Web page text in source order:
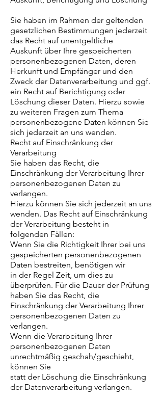
Sie haben im Rahmen der geltenden
gesetzlichen Bestimmungen jederzeit
das Recht auf unentgeltliche
Auskunft über Ihre gespeicherten
personenbezogenen Daten, deren
Herkunft und Empfänger und den
Zweck der Datenverarbeitung und ggf.
ein Recht auf Berichtigung oder
Löschung dieser Daten. Hierzu sowie
zu weiteren Fragen zum Thema
personenbezogene Daten können Sie
sich jederzeit an uns wenden.
Recht auf Einschränkung der
Verarbeitung
Sie haben das Recht, die
Einschränkung der Verarbeitung Ihrer
personenbezogenen Daten zu
verlangen.
Hierzu können Sie sich jederzeit an uns
wenden. Das Recht auf Einschränkung
der Verarbeitung besteht in
folgenden Fällen:
Wenn Sie die Richtigkeit Ihrer bei uns
gespeicherten personenbezogenen
Daten bestreiten, benötigen wir
in der Regel Zeit, um dies zu
überprüfen. Für die Dauer der Prüfung
haben Sie das Recht, die
Einschränkung der Verarbeitung Ihrer
personenbezogenen Daten zu
verlangen.
Wenn die Verarbeitung Ihrer
personenbezogenen Daten
unrechtmäßig geschah/geschieht,
können Sie
statt der Löschung die Einschränkung
der Datenverarbeitung verlangen.